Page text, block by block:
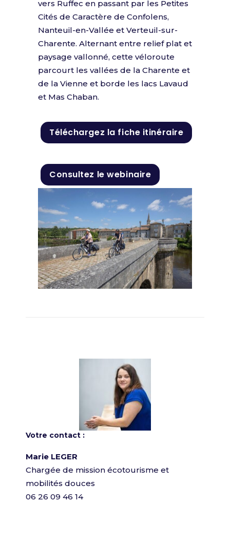
vers Ruffec en passant par les Petites
Cités de Caractère de Confolens,
Nanteuil-en-Vallée et Verteuil-sur-
Charente. Alternant entre relief plat et
paysage vallonné, cette véloroute
parcourt les vallées de la Charente et
de la Vienne et borde les lacs Lavaud
et Mas Chaban.
Téléchargez la fiche itinéraire
Consultez le webinaire
Votre contact :
Marie LEGER
Chargée de mission écotourisme et
mobilités douces
06 26 09 46 14